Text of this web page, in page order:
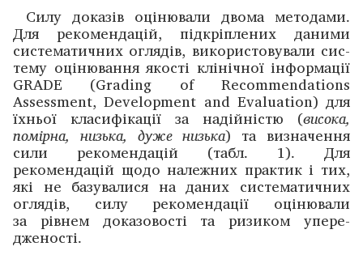
Силу доказів оцінювали двома методами.
Для реко­мендацій, підкріплених даними
систематичних ­огля­дів, використовували сис­
тему оцінювання якості ­клінічної інформації
GRADE (Grading of Recommendations
Assessment, Development and Evaluation) для
їхньої класифікації за надійністю (висока,
помірна, низька, дуже низька) та визначення
сили рекомендацій (табл. 1). Для
рекомендацій щодо належних практик і тих,
які не базувалися на ­даних систематичних
оглядів, силу реко­мендації оцінювали
за рівнем доказовості та ризиком упере­
дженості.